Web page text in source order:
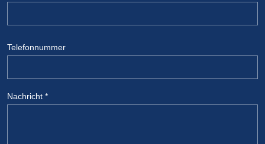
Telefonnummer
Nachricht *